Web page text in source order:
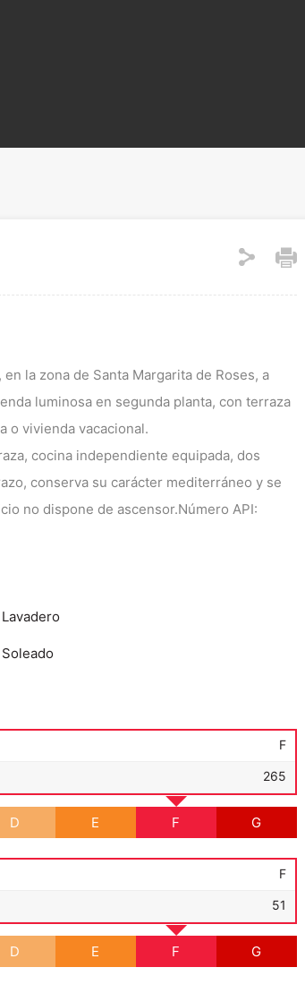
la zona de Santa Margarita de Roses, a
luminosa en segunda planta, con terraza
o vivienda vacacional.
cocina independiente equipada, dos
conserva su carácter mediterráneo y se
no dispone de ascensor.Número API:
Lavadero
Soleado
F
265
D E F G
F
51
D E F G